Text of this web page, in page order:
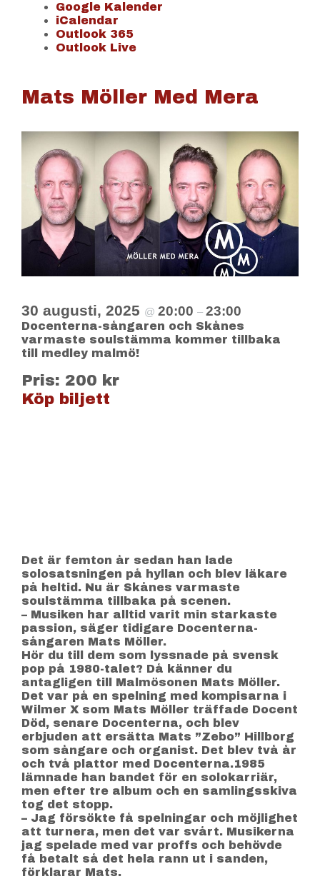
Google Kalender
iCalendar
Outlook 365
Outlook Live
Mats Möller Med Mera
30 augusti, 2025 @ 20:00 – 23:00
Docenterna-sångaren och Skånes
varmaste soulstämma kommer tillbaka
till medley malmö!
Pris: 200 kr
Köp biljett
Det är femton år sedan han lade
solosatsningen på hyllan och blev läkare
på heltid. Nu är Skånes varmaste
soulstämma tillbaka på scenen.
– Musiken har alltid varit min starkaste
passion, säger tidigare Docenterna-
sångaren Mats Möller.
Hör du till dem som lyssnade på svensk
pop på 1980-talet? Då känner du
antagligen till Malmösonen Mats Möller.
Det var på en spelning med kompisarna i
Wilmer X som Mats Möller träffade Docent
Död, senare Docenterna, och blev
erbjuden att ersätta Mats ”Zebo” Hillborg
som sångare och organist. Det blev två år
och två plattor med Docenterna.1985
lämnade han bandet för en solokarriär,
men efter tre album och en samlingsskiva
tog det stopp.
– Jag försökte få spelningar och möjlighet
att turnera, men det var svårt. Musikerna
jag spelade med var proffs och behövde
få betalt så det hela rann ut i sanden,
förklarar Mats.